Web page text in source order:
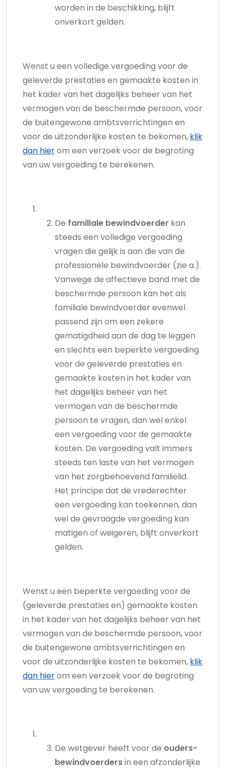
worden in de beschikking, blijft
onverkort gelden.
Wenst u een volledige vergoeding voor de
geleverde prestaties en gemaakte kosten in
het kader van het dagelijks beheer van het
vermogen van de beschermde persoon, voor
de buitengewone ambtsverrichtingen en
voor de uitzonderlijke kosten te bekomen, klik
dan hierom een verzoek voor de begroting
van uw vergoeding te berekenen.
De familiale bewindvoerder kan
steeds een volledige vergoeding
vragen die gelijk is aan die van de
professionele bewindvoerder (zie a.).
Vanwege de affectieve band met de
beschermde persoon kan het als
familiale bewindvoerder evenwel
passend zijn om een zekere
gematigdheid aan de dag te leggen
en slechts een beperkte vergoeding
voor de geleverde prestaties en
gemaakte kosten in het kader van
het dagelijks beheer van het
vermogen van de beschermde
persoon te vragen, dan wel enkel
een vergoeding voor de gemaakte
kosten. De vergoeding valt immers
steeds ten laste van het vermogen
van het zorgbehoevend familielid.
Het principe dat de vrederechter
een vergoeding kan toekennen, dan
wel de gevraagde vergoeding kan
matigen of weigeren, blijft onverkort
gelden.
Wenst u een beperkte vergoeding voor de
(geleverde prestaties en) gemaakte kosten
in het kader van het dagelijks beheer van het
vermogen van de beschermde persoon, voor
de buitengewone ambtsverrichtingen en
voor de uitzonderlijke kosten te bekomen, klik
dan hierom een verzoek voor de begroting
van uw vergoeding te berekenen.
De wetgever heeft voor de ouders-
bewindvoerdersin een afzonderlijke